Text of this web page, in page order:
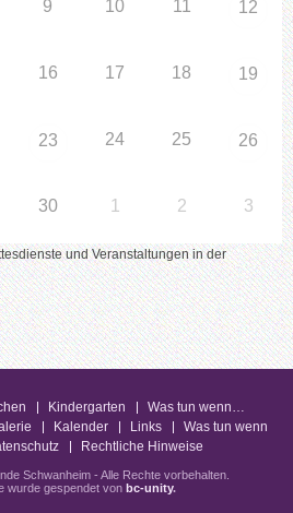
9 10 11 12
16 17 18 19
23 24 25 26
30 1 2 3
und Veranstaltungen in der
Kindergarten
Was tun wenn…
Kalender Links
Was tun wenn
Rechtliche Hinweise
Schwanheim - Alle Rechte vorbehalten.
wurde gespendet von bc-unity.